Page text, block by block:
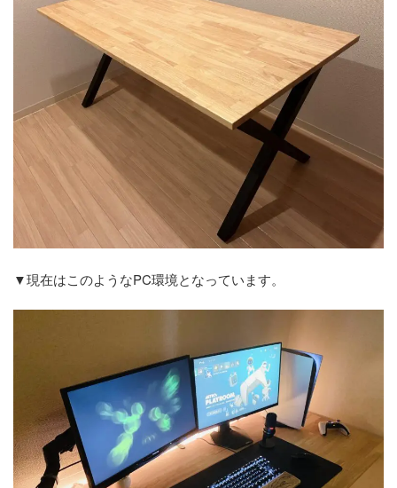
▼現在はこのようなPC環境となっています。